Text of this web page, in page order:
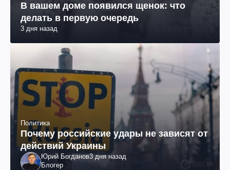
В вашем доме появился щенок: что
делать в первую очередь
3 дня назад
Политика
Почему российские удары не зависят от
действий Украины
Юрий Богданов3 дня назад
Блогер